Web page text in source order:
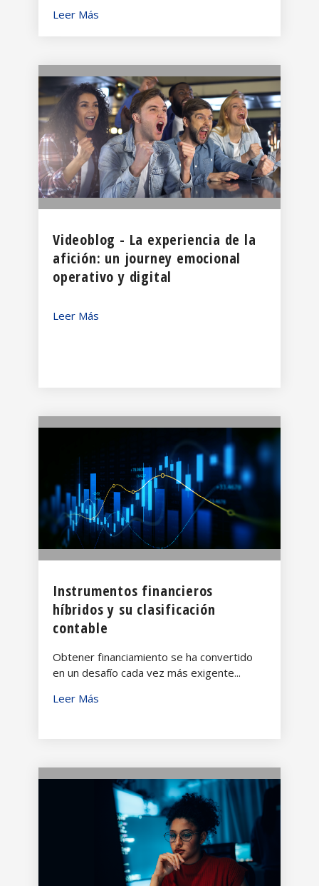
Leer Más
Videoblog - La experiencia de la
afición: un journey emocional
operativo y digital
Leer Más
Instrumentos financieros
híbridos y su clasificación
contable
Obtener financiamiento se ha convertido
en un desafío cada vez más exigente...
Leer Más